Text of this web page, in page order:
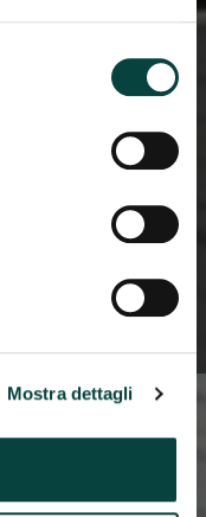
Mostra dettagli
DI
ricerca